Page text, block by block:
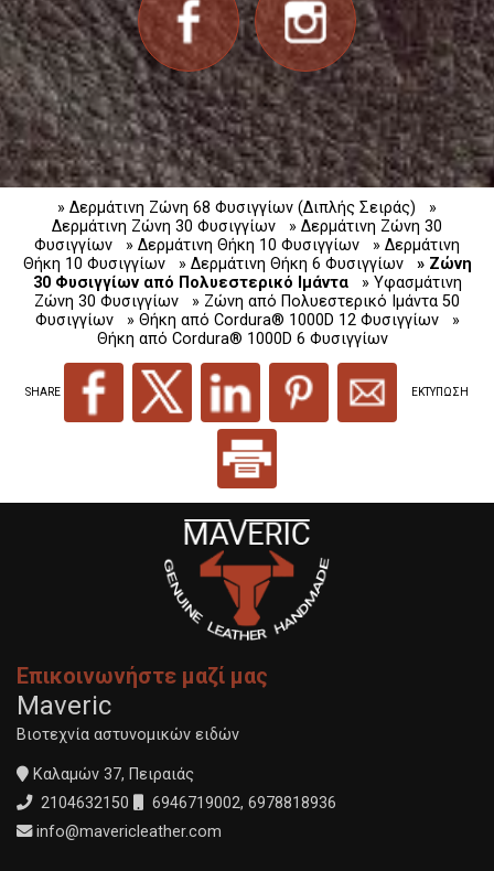
» Δερμάτινη Ζώνη 68 Φυσιγγίων (Διπλής Σειράς)
»
Δερμάτινη Ζώνη 30 Φυσιγγίων
» Δερμάτινη Ζώνη 30
Φυσιγγίων
» Δερμάτινη Θήκη 10 Φυσιγγίων
» Δερμάτινη
Θήκη 10 Φυσιγγίων
» Δερμάτινη Θήκη 6 Φυσιγγίων
» Ζώνη
30 Φυσιγγίων από Πολυεστερικό Ιμάντα
» Υφασμάτινη
Ζώνη 30 Φυσιγγίων
» Ζώνη από Πολυεστερικό Ιμάντα 50
Φυσιγγίων
» Θήκη από Cordura® 1000D 12 Φυσιγγίων
»
Θήκη από Cordura® 1000D 6 Φυσιγγίων
SHARE ΕΚΤΥΠΩΣΗ
Επικοινωνήστε μαζί μας
Maveric
Βιοτεχνία αστυνομικών ειδών
Καλαμών 37, Πειραιάς
2104632150
6946719002, 6978818936
info@mavericleather.com